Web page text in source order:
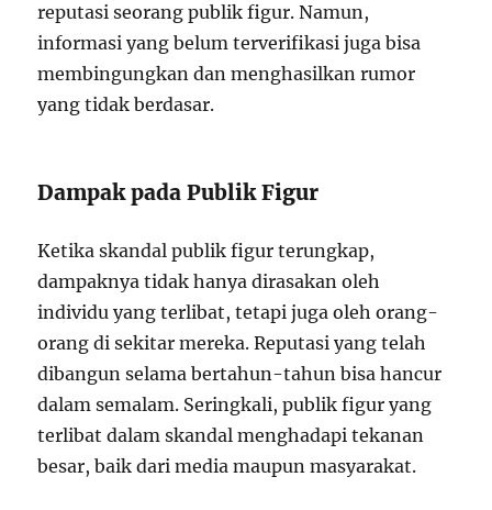
reputasi seorang publik figur. Namun,
informasi yang belum terverifikasi juga bisa
membingungkan dan menghasilkan rumor
yang tidak berdasar.
Dampak pada Publik Figur
Ketika skandal publik figur terungkap,
dampaknya tidak hanya dirasakan oleh
individu yang terlibat, tetapi juga oleh orang-
orang di sekitar mereka. Reputasi yang telah
dibangun selama bertahun-tahun bisa hancur
dalam semalam. Seringkali, publik figur yang
terlibat dalam skandal menghadapi tekanan
besar, baik dari media maupun masyarakat.